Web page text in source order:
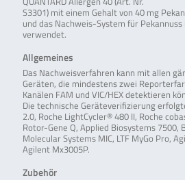
S3301) mit einem Gehalt von 40 mg
und das Nachweis-System für
verwendet.
Allgemeines
Das Nachweisverfahren kann mit allen
Geräten, die mindestens zwei
Kanälen FAM und VIC/HEX detektieren
Die technische Geräteverifizierung
2.0, Roche LightCycler® 480 II, Roche
Rotor-Gene Q, Applied Biosystems 7500,
Molecular Systems MIC, LTF MyGo Pro,
Agilent Mx3005P.
Zubehör